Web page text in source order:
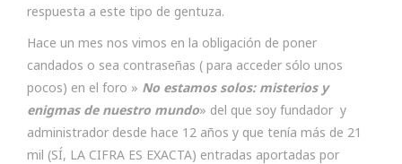
respuesta a este tipo de gentuza.
Hace un mes nos vimos en la obligación de poner
candados o sea contraseñas ( para acceder sólo unos
pocos) en el foro » No estamos solos: misterios y
enigmas de nuestro mundo» del que soy fundador y
administrador desde hace 12 años y que tenía más de 21
mil (SÍ, LA CIFRA ES EXACTA) entradas aportadas por